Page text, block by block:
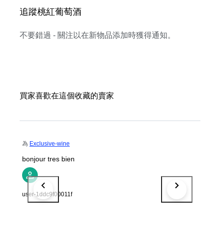
追蹤桃紅葡萄酒
不要錯過 - 關注以在新物品添加時獲得通知。
買家喜歡在這個收藏的賣家
為 Exclusive-wine
bonjour tres bien
user-1ddc9f00011f